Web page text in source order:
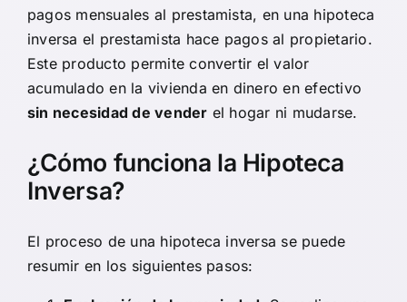
pagos mensuales al prestamista, en una hipoteca
inversa el prestamista hace pagos al propietario.
Este producto permite convertir el valor
acumulado en la vivienda en dinero en efectivo
sin necesidad de vender el hogar ni mudarse.
¿Cómo funciona la Hipoteca
Inversa?
El proceso de una hipoteca inversa se puede
resumir en los siguientes pasos: